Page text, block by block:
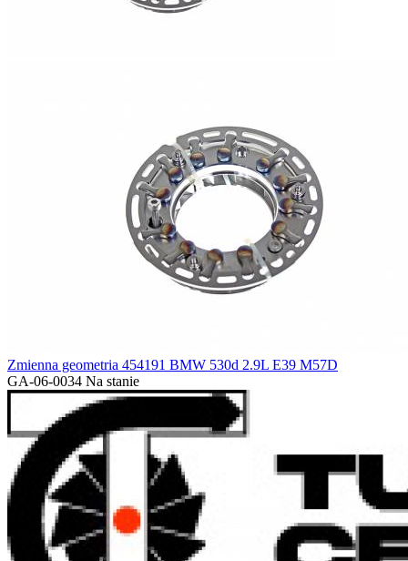
Zmienna geometria 454191 BMW 530d 2.9L E39 M57D
GA-06-0034 Na stanie